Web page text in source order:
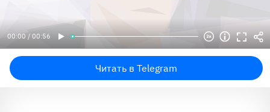
00:00 / 00:56
Читать в Telegram